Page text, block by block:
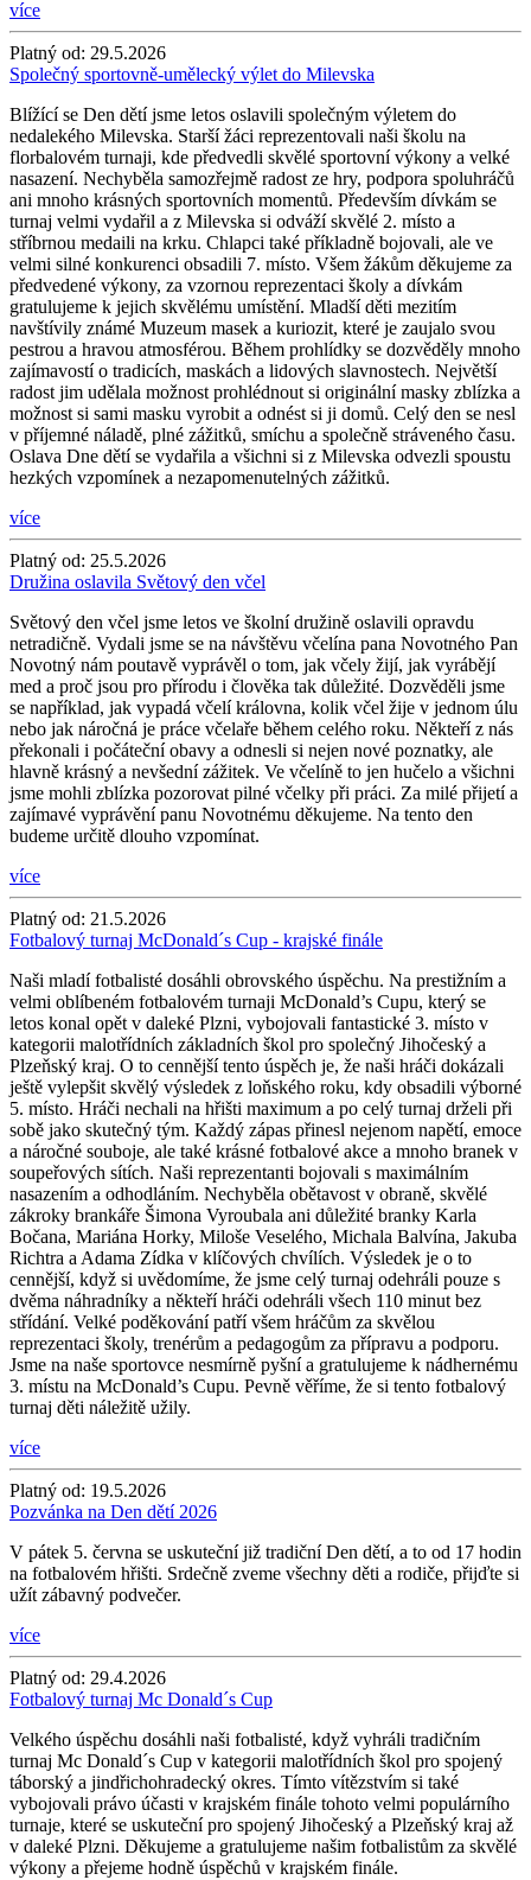
více
Platný od: 29.5.2026
Společný sportovně-umělecký výlet do Milevska
Blížící se Den dětí jsme letos oslavili společným výletem do
nedalekého Milevska. Starší žáci reprezentovali naši školu na
florbalovém turnaji, kde předvedli skvělé sportovní výkony a velké
nasazení. Nechyběla samozřejmě radost ze hry, podpora spoluhráčů
ani mnoho krásných sportovních momentů. Především dívkám se
turnaj velmi vydařil a z Milevska si odváží skvělé 2. místo a
stříbrnou medaili na krku. Chlapci také příkladně bojovali, ale ve
velmi silné konkurenci obsadili 7. místo. Všem žákům děkujeme za
předvedené výkony, za vzornou reprezentaci školy a dívkám
gratulujeme k jejich skvělému umístění. Mladší děti mezitím
navštívily známé Muzeum masek a kuriozit, které je zaujalo svou
pestrou a hravou atmosférou. Během prohlídky se dozvěděly mnoho
zajímavostí o tradicích, maskách a lidových slavnostech. Největší
radost jim udělala možnost prohlédnout si originální masky zblízka a
možnost si sami masku vyrobit a odnést si ji domů. Celý den se nesl
v příjemné náladě, plné zážitků, smíchu a společně stráveného času.
Oslava Dne dětí se vydařila a všichni si z Milevska odvezli spoustu
hezkých vzpomínek a nezapomenutelných zážitků.
více
Platný od: 25.5.2026
Družina oslavila Světový den včel
Světový den včel jsme letos ve školní družině oslavili opravdu
netradičně. Vydali jsme se na návštěvu včelína pana Novotného Pan
Novotný nám poutavě vyprávěl o tom, jak včely žijí, jak vyrábějí
med a proč jsou pro přírodu i člověka tak důležité. Dozvěděli jsme
se například, jak vypadá včelí královna, kolik včel žije v jednom úlu
nebo jak náročná je práce včelaře během celého roku. Někteří z nás
překonali i počáteční obavy a odnesli si nejen nové poznatky, ale
hlavně krásný a nevšední zážitek. Ve včelíně to jen hučelo a všichni
jsme mohli zblízka pozorovat pilné včelky při práci. Za milé přijetí a
zajímavé vyprávění panu Novotnému děkujeme. Na tento den
budeme určitě dlouho vzpomínat.
více
Platný od: 21.5.2026
Fotbalový turnaj McDonald´s Cup - krajské finále
Naši mladí fotbalisté dosáhli obrovského úspěchu. Na prestižním a
velmi oblíbeném fotbalovém turnaji McDonald’s Cupu, který se
letos konal opět v daleké Plzni, vybojovali fantastické 3. místo v
kategorii malotřídních základních škol pro společný Jihočeský a
Plzeňský kraj. O to cennější tento úspěch je, že naši hráči dokázali
ještě vylepšit skvělý výsledek z loňského roku, kdy obsadili výborné
5. místo. Hráči nechali na hřišti maximum a po celý turnaj drželi při
sobě jako skutečný tým. Každý zápas přinesl nejenom napětí, emoce
a náročné souboje, ale také krásné fotbalové akce a mnoho branek v
soupeřových sítích. Naši reprezentanti bojovali s maximálním
nasazením a odhodláním. Nechyběla obětavost v obraně, skvělé
zákroky brankáře Šimona Vyroubala ani důležité branky Karla
Bočana, Mariána Horky, Miloše Veselého, Michala Balvína, Jakuba
Richtra a Adama Zídka v klíčových chvílích. Výsledek je o to
cennější, když si uvědomíme, že jsme celý turnaj odehráli pouze s
dvěma náhradníky a někteří hráči odehráli všech 110 minut bez
střídání. Velké poděkování patří všem hráčům za skvělou
reprezentaci školy, trenérům a pedagogům za přípravu a podporu.
Jsme na naše sportovce nesmírně pyšní a gratulujeme k nádhernému
3. místu na McDonald’s Cupu. Pevně věříme, že si tento fotbalový
turnaj děti náležitě užily.
více
Platný od: 19.5.2026
Pozvánka na Den dětí 2026
V pátek 5. června se uskuteční již tradiční Den dětí, a to od 17 hodin
na fotbalovém hřišti. Srdečně zveme všechny děti a rodiče, přijďte si
užít zábavný podvečer.
více
Platný od: 29.4.2026
Fotbalový turnaj Mc Donald´s Cup
Velkého úspěchu dosáhli naši fotbalisté, když vyhráli tradičním
turnaj Mc Donald´s Cup v kategorii malotřídních škol pro spojený
táborský a jindřichohradecký okres. Tímto vítězstvím si také
vybojovali právo účasti v krajském finále tohoto velmi populárního
turnaje, které se uskuteční pro spojený Jihočeský a Plzeňský kraj až
v daleké Plzni. Děkujeme a gratulujeme našim fotbalistům za skvělé
výkony a přejeme hodně úspěchů v krajském finále.